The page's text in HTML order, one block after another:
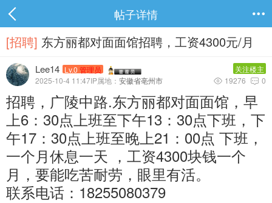
帖子详情 
[招聘] 东方丽都对面面馆招聘，工资4300元/月
Lee14 Lv.0 管理员
关注楼主
2025-10-4 11:47IP属地： 安徽省亳州市  0
 19276
招聘，广陵中路.东方丽都对面面馆，早
上6：30点上班至下午13：30点下班，下
午17：30点上班至晚上21：00点 下班，
一个月休息一天 ，工资4300块钱一个
月，要能吃苦耐劳，眼里有活。
联系电话：18255080379